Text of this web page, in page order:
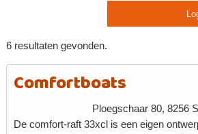
6 resultaten gevonden.
Comfortboats
Ploegschaar 80, 8256
De comfort-raft 33xcl is een eigen